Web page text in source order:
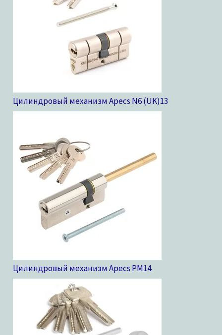
Цилиндровый механизм Apecs N6 (UK)13
Цилиндровый механизм Apecs PM14